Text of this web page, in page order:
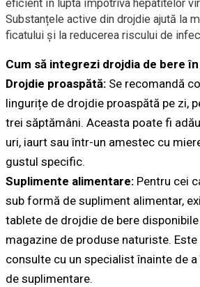
eficient în lupta împotriva hepatitelor
Substanțele active din drojdie ajută la
ficatului și la reducerea riscului de
Cum să integrezi drojdia de bere
Drojdie proaspătă: Se recomandă
lingurițe de drojdie proaspătă pe zi,
trei săptămâni. Aceasta poate fi
uri, iaurt sau într-un amestec cu
gustul specific.
Suplimente alimentare: Pentru cei
sub formă de supliment alimentar,
tablete de drojdie de bere
magazine de produse naturiste.
consulte cu un specialist înainte de
de suplimentare.